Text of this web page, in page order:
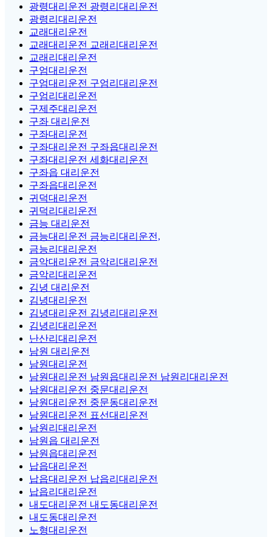
광령대리운전 광령리대리운전
광령리대리운전
교래대리운전
교래대리운전 교래리대리운전
교래리대리운전
구엄대리운전
구엄대리운전 구엄리대리운전
구엄리대리운전
구제주대리운전
구좌 대리운전
구좌대리운전
구좌대리운전 구좌읍대리운전
구좌대리운전 세화대리운전
구좌읍 대리운전
구좌읍대리운전
귀덕대리운전
귀덕리대리운전
금능 대리운전
금능대리운전 금능리대리운전,
금능리대리운전
금악대리운전 금악리대리운전
금악리대리운전
김녕 대리운전
김녕대리운전
김녕대리운전 김녕리대리운전
김녕리대리운전
난산리대리운전
남원 대리운전
남원대리운전
남원대리운전 남원읍대리운전 남원리대리운전
남원대리운전 중문대리운전
남원대리운전 중문동대리운전
남원대리운전 표선대리운전
남원리대리운전
남원읍 대리운전
남원읍대리운전
납읍대리운전
납읍대리운전 납읍리대리운전
납읍리대리운전
내도대리운전 내도동대리운전
내도동대리운전
노형대리운전